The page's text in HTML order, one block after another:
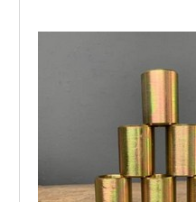
custo-benefício e